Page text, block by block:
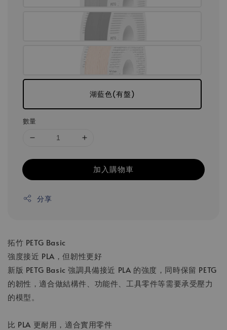
湖藍色(有盤)
數量
加入購物車
分享
拓竹 PETG Basic
強度接近 PLA，但韌性更好
新版 PETG Basic 強調具備接近 PLA 的強度，同時保留 PETG
的韌性，適合做結構件、功能件、工具零件等需要承受壓力
的模型。
比 PLA 更耐用，適合實用零件